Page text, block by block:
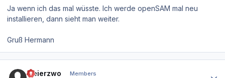
Ja wenn ich das mal wüsste. Ich werde openSAM mal neu
installieren, dann sieht man weiter.
Gruß Hermann
meierzwo Members